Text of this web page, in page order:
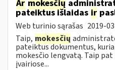
Ar mokesčių
pateiktus išlaidas ir
Web turinio sąrašas 2019-
Taip, mokesčių
pateiktus dokumentus,
mokesčio lengvatą. Taip
įvairiose...